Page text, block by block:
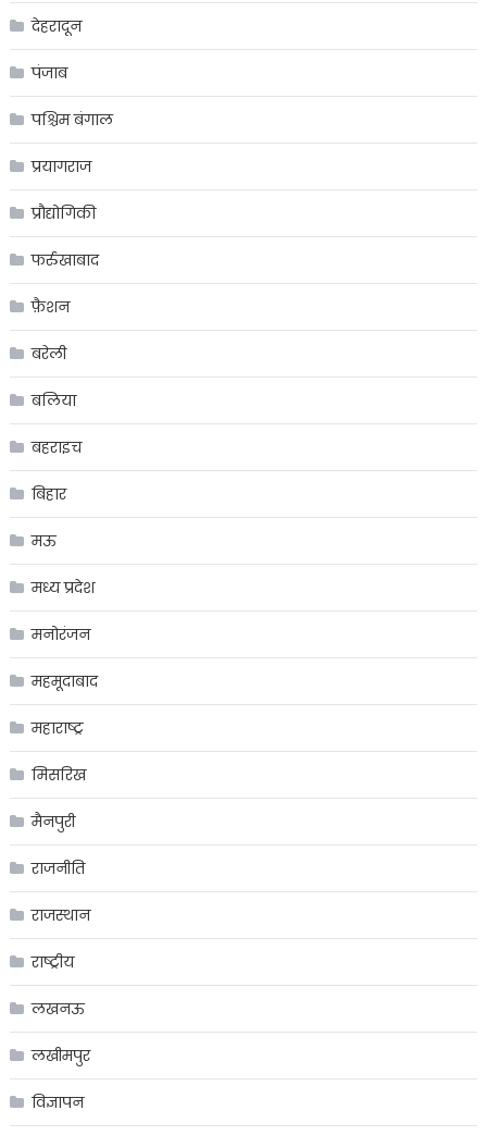
देहरादून
पंजाब
पश्चिम बंगाल
प्रयागराज
प्रौद्योगिकी
फर्रुखाबाद
फ़ैशन
बरेली
बलिया
बहराइच
बिहार
मऊ
मध्य प्रदेश
मनोरंजन
महमूदाबाद
महाराष्ट्र
मिसरिख
मैनपुरी
राजनीति
राजस्थान
राष्ट्रीय
लखनऊ
लखीमपुर
विज्ञापन